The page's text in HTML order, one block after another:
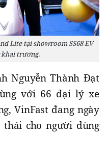
Lite tại showroom SS68 EV
khai trương.
Nguyễn Thành Đạt
với 66 đại lý xe
VinFast đang ngày
thái cho người dùng